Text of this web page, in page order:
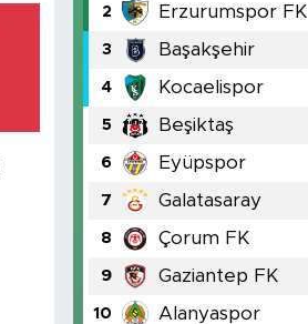
2 Erzurumspor FK
3 Başakşehir
4 Kocaelispor
5 Beşiktaş
6 Eyüpspor
7 Galatasaray
8 Çorum FK
9 Gaziantep FK
10 Alanyaspor